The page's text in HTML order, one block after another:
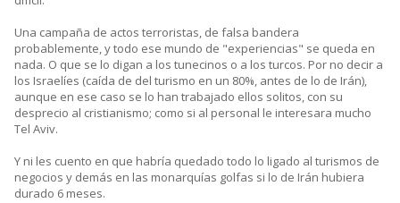
Una campaña de actos terroristas, de falsa bandera
probablemente, y todo ese mundo de "experiencias" se queda en
nada. O que se lo digan a los tunecinos o a los turcos. Por no decir a
los Israelíes (caída de del turismo en un 80%, antes de lo de Irán),
aunque en ese caso se lo han trabajado ellos solitos, con su
desprecio al cristianismo; como si al personal le interesara mucho
Tel Aviv.
Y ni les cuento en que habría quedado todo lo ligado al turismos de
negocios y demás en las monarquías golfas si lo de Irán hubiera
durado 6 meses.